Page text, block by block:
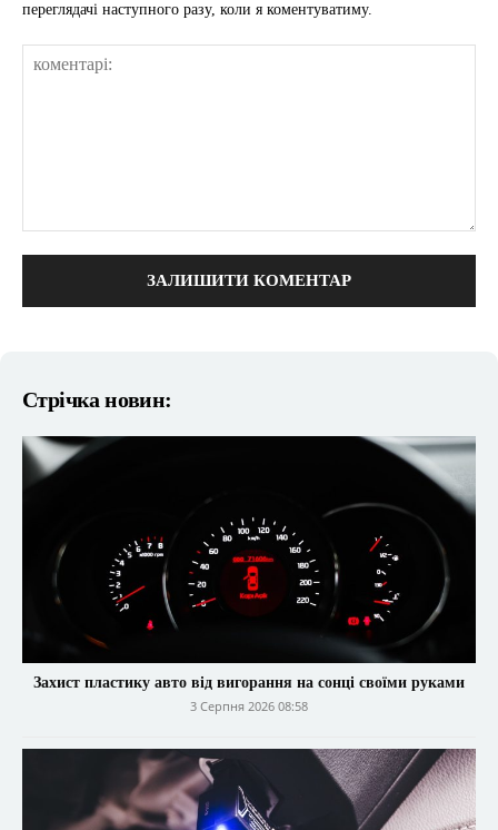
переглядачі наступного разу, коли я коментуватиму.
Стрічка новин:
Захист пластику авто від вигорання на сонці своїми руками
3 Серпня 2026 08:58